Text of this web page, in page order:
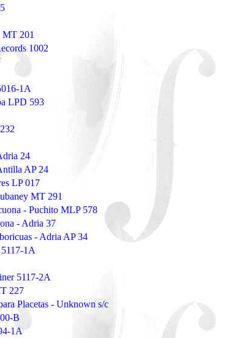
MT 201
1002
1A
LPD 593
24
AP 24
LP 017
MT 291
- Puchito MLP 578
- Adria 37
- Adria AP 34
1A
5117-2A
227
Placetas - Unknown s/c
B
1A